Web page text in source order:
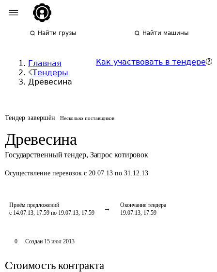
Найти грузы Найти машины
Главная
Тендеры
Древесина
Как участвовать в тендере
Тендер завершён Несколько поставщиков
Древесина
Государственный тендер, Запрос котировок
Осуществление перевозок с 20.07.13 по 31.12.13
Приём предложений
с 14.07.13, 17:59 по 19.07.13, 17:59
Окончание тендера
19.07.13, 17:59
0 Создан 15 июл 2013
Стоимость контракта